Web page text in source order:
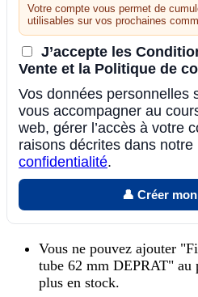
Votre compte vous permet de
utilisables sur vos prochaines
J’accepte les
Vente et la Politique de
Vos données personnelles
vous accompagner au
web, gérer l’accès à votre
raisons décrites dans notre
confidentialité.
👤 Créer
Vous ne pouvez ajouter
tube 62 mm DEPRAT" au
plus en stock.